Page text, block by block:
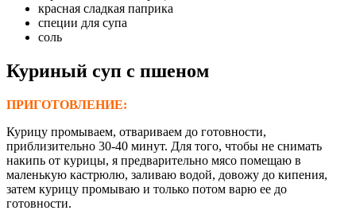
красная сладкая паприка
специи для супа
соль
Куриный суп с пшеном
ПРИГОТОВЛЕНИЕ:
Курицу промываем, отвариваем до готовности,
приблизительно 30-40 минут. Для того, чтобы не снимать
накипь от курицы, я предварительно мясо помещаю в
маленькую кастрюлю, заливаю водой, довожу до кипения,
затем курицу промываю и только потом варю ее до
готовности.